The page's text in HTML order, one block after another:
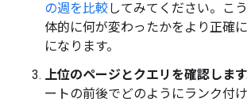
の週を比較してみてください。こ
体的に何が変わったかをより正確
になります。
上位のページとクエリを確認します
ートの前後でどのようにランク付